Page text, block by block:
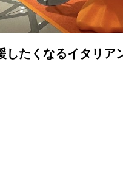
たくなるイタリア